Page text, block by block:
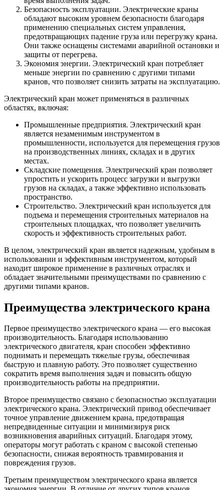
Безопасность эксплуатации. Электрические краны
обладают высоким уровнем безопасности благодаря
применению специальных систем управления,
предотвращающих падение груза или перегрузку крана.
Они также оснащены системами аварийной остановки и
защиты от перегрева.
Экономия энергии. Электрический кран потребляет
меньше энергии по сравнению с другими типами
кранов, что позволяет снизить затраты на эксплуатацию.
Электрический кран может применяться в различных
областях, включая:
Промышленные предприятия. Электрический кран
является незаменимым инструментом в
промышленности, используется для перемещения грузов
на производственных линиях, складах и в других
местах.
Складские помещения. Электрический кран позволяет
упростить и ускорить процесс загрузки и выгрузки
грузов на складах, а также эффективно использовать
пространство.
Строительство. Электрический кран используется для
подъема и перемещения строительных материалов на
строительных площадках, что позволяет увеличить
скорость и эффективность строительных работ.
В целом, электрический кран является надежным, удобным в
использовании и эффективным инструментом, который
находит широкое применение в различных отраслях и
обладает значительными преимуществами по сравнению с
другими типами кранов.
Преимущества электрического крана
Первое преимущество электрического крана — его высокая
производительность. Благодаря использованию
электрического двигателя, кран способен эффективно
поднимать и перемещать тяжелые грузы, обеспечивая
быструю и плавную работу. Это позволяет существенно
сократить время выполнения задач и повысить общую
производительность работы на предприятии.
Второе преимущество связано с безопасностью эксплуатации
электрического крана. Электрический привод обеспечивает
точное управление движением крана, предотвращая
непредвиденные ситуации и минимизируя риск
возникновения аварийных ситуаций. Благодаря этому,
операторы могут работать с краном с высокой степенью
безопасности, снижая вероятность травмирования и
повреждения грузов.
Третьим преимуществом электрического крана является